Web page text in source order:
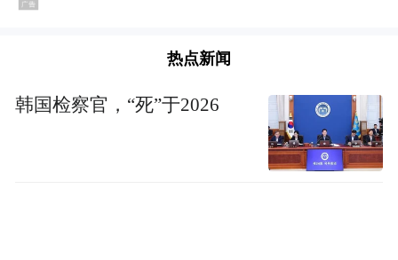
热点新闻
韩国检察官，“死”于2026